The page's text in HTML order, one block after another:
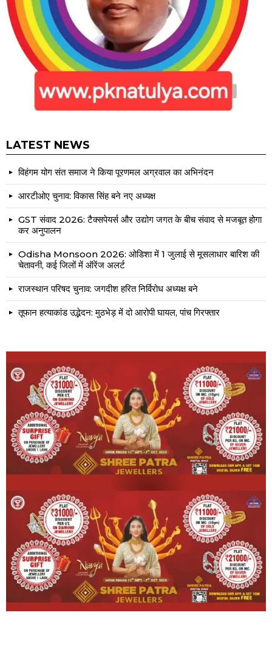
LATEST NEWS
विहंगम योग संत समाज ने किया पूरणमल अग्रवाल का अभिनंदन
आरटीओए चुनाव: विकास सिंह बने नए अध्यक्ष
GST संवाद 2026: टैक्सपेयर्स और उद्योग जगत के बीच संवाद से मजबूत होगा
कर अनुपालन
Odisha Monsoon 2026: ओडिशा में 1 जुलाई से मूसलाधार बारिश की
चेतावनी, कई जिलों में ऑरेंज अलर्ट
राजस्थान परिषद चुनाव: जगदीश हरित निर्विरोध अध्यक्ष बने
तूफान हत्याकांड उद्भेदन: मुठभेड़ में दो आरोपी घायल, पांच गिरफ्तार